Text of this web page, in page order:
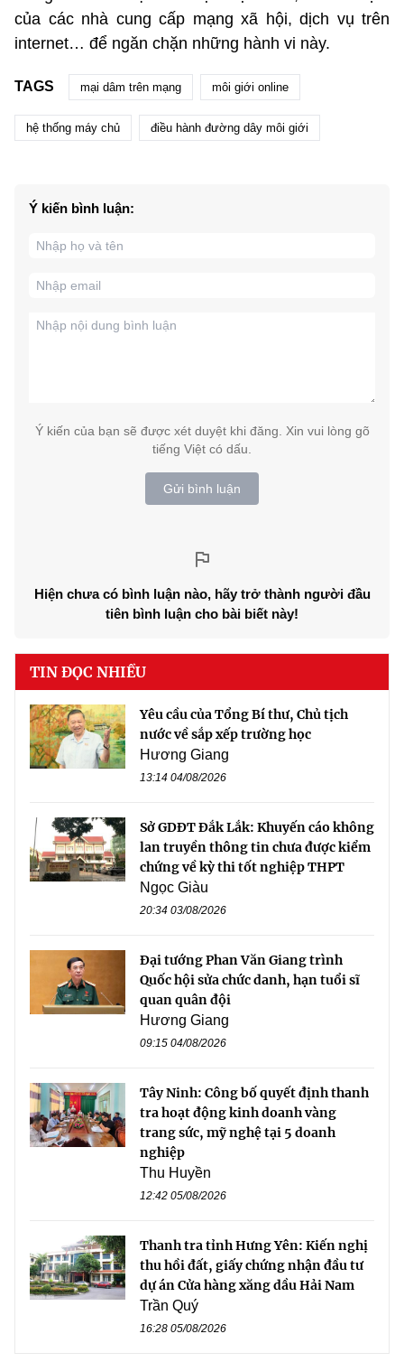
của các nhà cung cấp mạng xã hội, dịch vụ trên
internet… để ngăn chặn những hành vi này.
TAGS mại dâm trên mạng môi giới online
hệ thống máy chủ điều hành đường dây môi giới
Ý kiến bình luận:
Ý kiến của bạn sẽ được xét duyệt khi đăng. Xin vui lòng gõ
tiếng Việt có dấu.
Gửi bình luận
Hiện chưa có bình luận nào, hãy trở thành người đầu
tiên bình luận cho bài biết này!
TIN ĐỌC NHIỀU
Yêu cầu của Tổng Bí thư, Chủ tịch
nước về sắp xếp trường học
Hương Giang
13:14 04/08/2026
Sở GDĐT Đắk Lắk: Khuyến cáo không
lan truyền thông tin chưa được kiểm
chứng về kỳ thi tốt nghiệp THPT
Ngọc Giàu
20:34 03/08/2026
Đại tướng Phan Văn Giang trình
Quốc hội sửa chức danh, hạn tuổi sĩ
quan quân đội
Hương Giang
09:15 04/08/2026
Tây Ninh: Công bố quyết định thanh
tra hoạt động kinh doanh vàng
trang sức, mỹ nghệ tại 5 doanh
nghiệp
Thu Huyền
12:42 05/08/2026
Thanh tra tỉnh Hưng Yên: Kiến nghị
thu hồi đất, giấy chứng nhận đầu tư
dự án Cửa hàng xăng dầu Hải Nam
Trần Quý
16:28 05/08/2026